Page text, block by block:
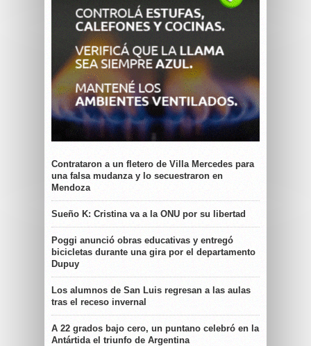
Contrataron a un fletero de Villa Mercedes para
una falsa mudanza y lo secuestraron en
Mendoza
Sueño K: Cristina va a la ONU por su libertad
Poggi anunció obras educativas y entregó
bicicletas durante una gira por el departamento
Dupuy
Los alumnos de San Luis regresan a las aulas
tras el receso invernal
A 22 grados bajo cero, un puntano celebró en la
Antártida el triunfo de Argentina